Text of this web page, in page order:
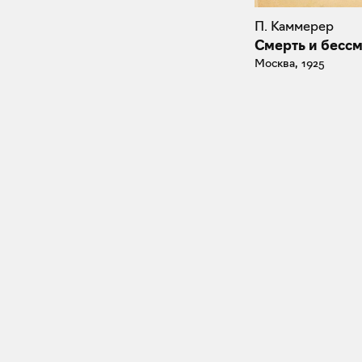
П. Каммерер
Смерть и
Москва, 1925